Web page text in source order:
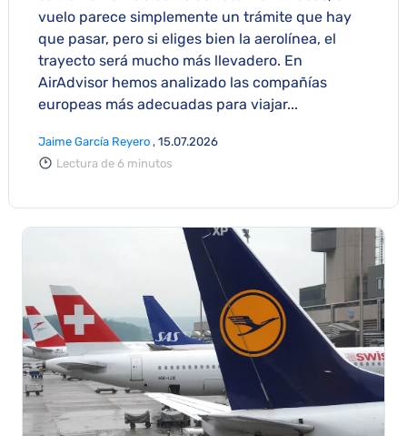
vuelo parece simplemente un trámite que hay
que pasar, pero si eliges bien la aerolínea, el
trayecto será mucho más llevadero. En
AirAdvisor hemos analizado las compañías
europeas más adecuadas para viajar...
Jaime García Reyero , 15.07.2026
Lectura de 6 minutos